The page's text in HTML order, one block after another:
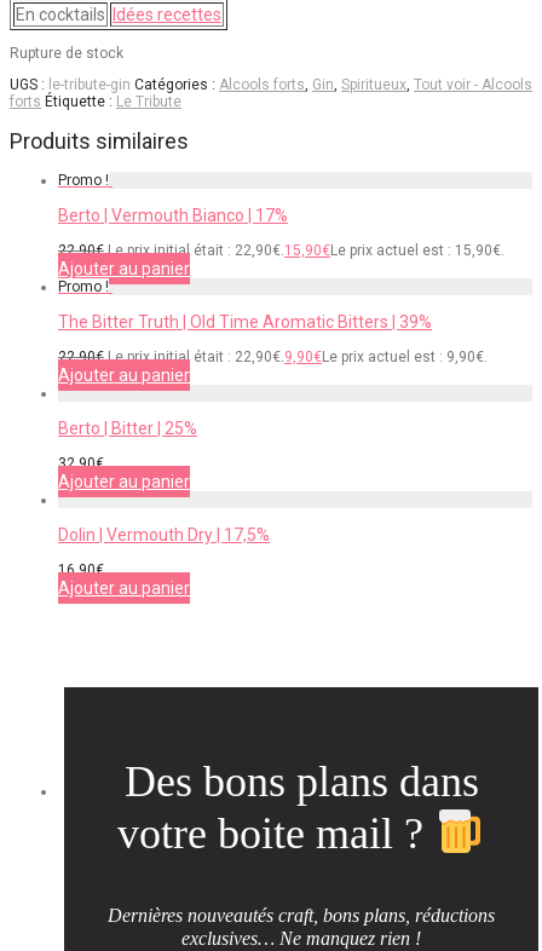
En cocktails
Idées recettes
Rupture de stock
UGS : le-tribute-gin Catégories : Alcools forts, Gin, Spiritueux, Tout voir - Alcools
forts Étiquette : Le Tribute
Produits similaires
Promo !
Berto | Vermouth Bianco | 17%
22,90€ Le prix initial était : 22,90€.15,90€Le prix actuel est : 15,90€.
Ajouter au panier
Promo !
The Bitter Truth | Old Time Aromatic Bitters | 39%
22,90€ Le prix initial était : 22,90€.9,90€Le prix actuel est : 9,90€.
Ajouter au panier
Berto | Bitter | 25%
32,90€
Ajouter au panier
Dolin | Vermouth Dry | 17,5%
16,90€
Ajouter au panier
Des bons plans dans
votre boite mail ?
Dernières nouveautés craft, bons plans, réductions
exclusives… Ne manquez rien !